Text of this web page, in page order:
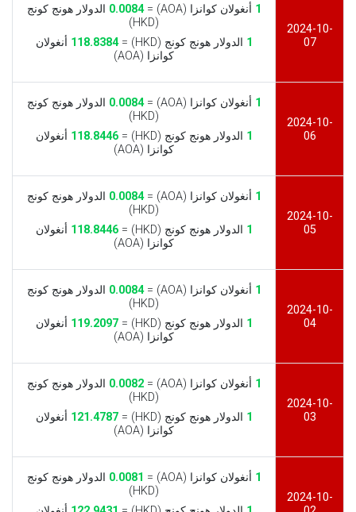
2024-10-
07
1 أنغولان كوانزا (AOA) = 0.0084 الدولار هونج كونج
(HKD)
1 الدولار هونج كونج (HKD) = 118.8384 أنغولان
كوانزا (AOA)
2024-10-
06
1 أنغولان كوانزا (AOA) = 0.0084 الدولار هونج كونج
(HKD)
1 الدولار هونج كونج (HKD) = 118.8446 أنغولان
كوانزا (AOA)
2024-10-
05
1 أنغولان كوانزا (AOA) = 0.0084 الدولار هونج كونج
(HKD)
1 الدولار هونج كونج (HKD) = 118.8446 أنغولان
كوانزا (AOA)
2024-10-
04
1 أنغولان كوانزا (AOA) = 0.0084 الدولار هونج كونج
(HKD)
1 الدولار هونج كونج (HKD) = 119.2097 أنغولان
كوانزا (AOA)
2024-10-
03
1 أنغولان كوانزا (AOA) = 0.0082 الدولار هونج كونج
(HKD)
1 الدولار هونج كونج (HKD) = 121.4787 أنغولان
كوانزا (AOA)
2024-10-
1 أنغولان كوانزا (AOA) = 0.0081 الدولار هونج كونج
(HKD)